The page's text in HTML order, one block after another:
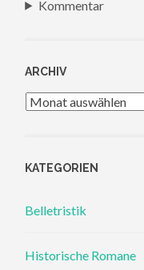
Kommentar
ARCHIV
Archiv
KATEGORIEN
Belletristik
Historische Romane